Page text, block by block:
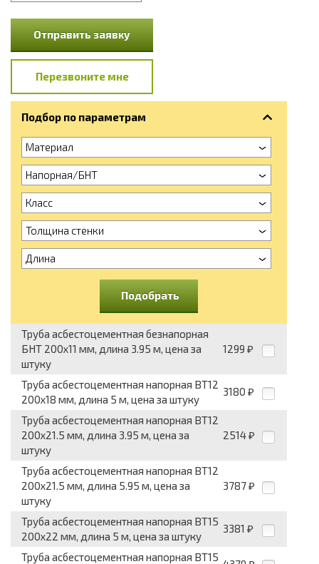
Отправить заявку
Перезвоните мне
Подбор по параметрам
Материал
Напорная/БНТ
Класс
Толщина стенки
Длина
Подобрать
Труба асбестоцементная безнапорная
БНТ 200x11 мм, длина 3.95 м, цена за
штуку
1299 ₽
Труба асбестоцементная напорная ВТ12
200x18 мм, длина 5 м, цена за штуку
3180 ₽
Труба асбестоцементная напорная ВТ12
200x21.5 мм, длина 3.95 м, цена за
штуку
2514 ₽
Труба асбестоцементная напорная ВТ12
200x21.5 мм, длина 5.95 м, цена за
штуку
3787 ₽
Труба асбестоцементная напорная ВТ15
200x22 мм, длина 5 м, цена за штуку
3381 ₽
Труба асбестоцементная напорная ВТ15